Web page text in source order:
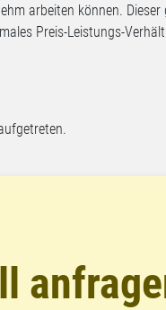
arbeiten können.
Preis-Leistungs-